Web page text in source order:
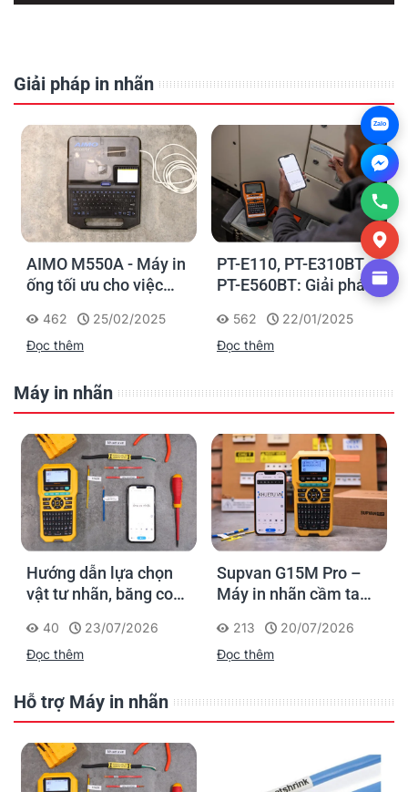
Giải pháp in nhãn
AIMO M550A - Máy in
ống tối ưu cho việc
nhận diện cáp điện,
cáp mạng
462
25/02/2025
Đọc thêm
PT-E110, PT-E310BT,
PT-E560BT: Giải pháp
nghiệp của Brother
562
22/01/2025
Đọc thêm
Máy in nhãn
Hướng dẫn lựa chọn
vật tư nhãn, băng co
Supvan G15M Pro
40
23/07/2026
Đọc thêm
Supvan G15M Pro –
Máy in nhãn cầm tay
dấu một lần, tra cứu
trọn đời công trình
213
20/07/2026
Đọc thêm
Hỗ trợ Máy in nhãn
Zalo